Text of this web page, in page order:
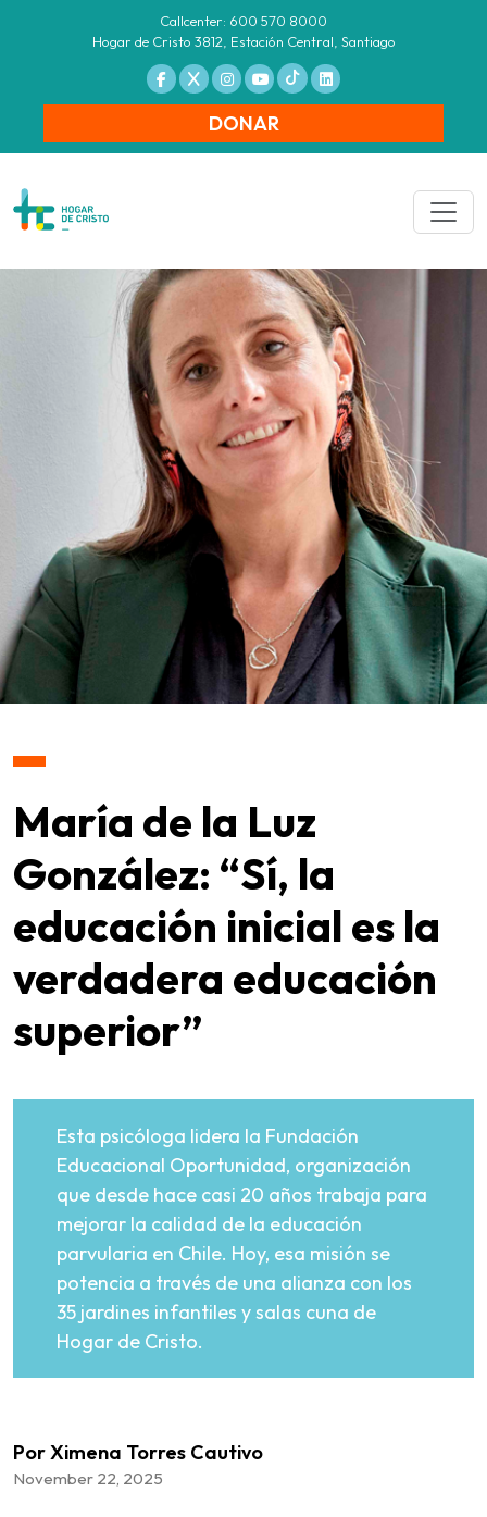
Callcenter: 600 570 8000
Hogar de Cristo 3812, Estación Central, Santiago
DONAR
María de la Luz
González: “Sí, la
educación inicial es la
verdadera educación
superior”
Esta psicóloga lidera la Fundación
Educacional Oportunidad, organización
que desde hace casi 20 años trabaja para
mejorar la calidad de la educación
parvularia en Chile. Hoy, esa misión se
potencia a través de una alianza con los
35 jardines infantiles y salas cuna de
Hogar de Cristo.
Por Ximena Torres Cautivo
November 22, 2025